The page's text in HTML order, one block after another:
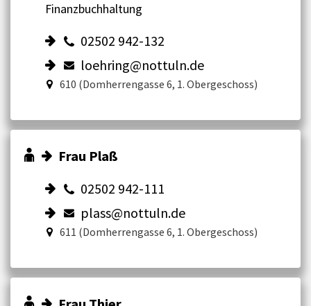
Finanzbuchhaltung
02502 942-132
loehring@nottuln.de
610 (Domherrengasse 6, 1. Obergeschoss)
Frau Plaß
02502 942-111
plass@nottuln.de
611 (Domherrengasse 6, 1. Obergeschoss)